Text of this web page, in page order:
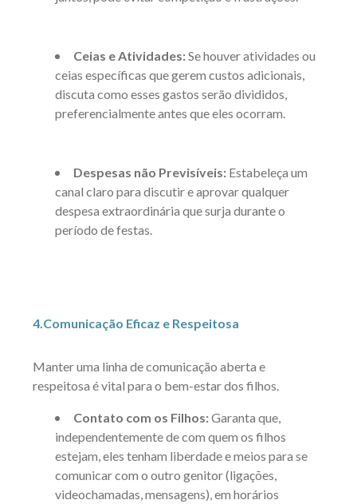
Ceias e Atividades:Se houver atividades ou
ceias específicas que gerem custos adicionais,
discuta como esses gastos serão divididos,
preferencialmente antes que eles ocorram.
Despesas não Previsíveis: Estabeleça um
canal claro para discutir e aprovar qualquer
despesa extraordinária que surja durante o
período de festas.
4.Comunicação Eficaz e Respeitosa
Manter uma linha de comunicação aberta e
respeitosa é vital para o bem-estar dos filhos.
Contato com os Filhos:Garanta que,
independentemente de com quem os filhos
estejam, eles tenham liberdade e meios para se
comunicar com o outro genitor (ligações,
videochamadas, mensagens), em horários